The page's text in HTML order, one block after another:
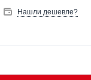
Нашли дешевле?